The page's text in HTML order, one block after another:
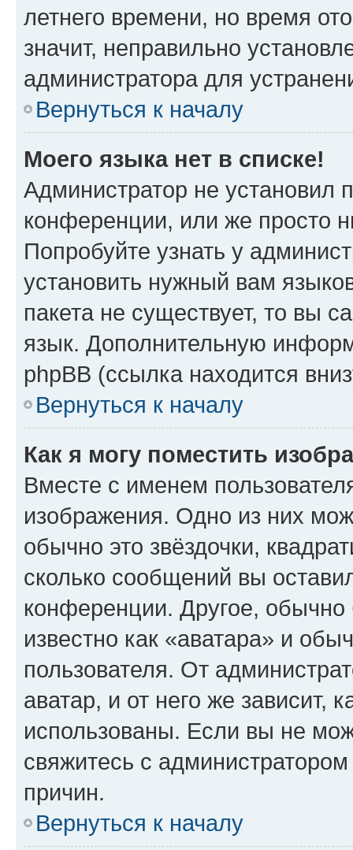
летнего времени, но время
значит, неправильно
администратора для
Вернуться к началу
Моего языка нет в списке!
Администратор не установил
конференции, или же просто
Попробуйте узнать у
установить нужный вам
пакета не существует, то вы
язык. Дополнительную
phpBB (ссылка находится
Вернуться к началу
Как я могу поместить
Вместе с именем
изображения. Одно из них
обычно это звёздочки,
сколько сообщений вы
конференции. Другое,
известно как «аватара» и
пользователя. От
аватар, и от него же зависит,
использованы. Если вы не
свяжитесь с
причин.
Вернуться к началу